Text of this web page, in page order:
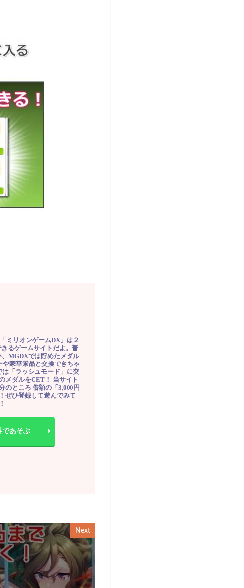
ミリオンゲームDX」は２
るゲームサイトだよ。普
MGDXでは貯めたメダル
や豪華景品と交換できちゃ
「ラッシュモード」に突
メダルをGET！ 当サイト
のところ 倍額の「3,000円
ぜひ登録して遊んでみて
であそぶ
Next